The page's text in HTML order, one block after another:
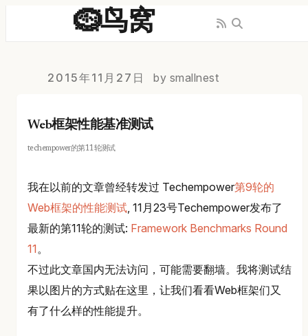
🪹鸟窝
2015年11月27日 by smallnest
Web框架性能基准测试
techempower的第11轮测试
我在以前的文章曾经转发过 Techempower第9轮的
Web框架的性能测试, 11月23号Techempower发布了
最新的第11轮的测试: Framework Benchmarks Round
11。
不过此文章国内无法访问，可能需要翻墙。我将测试结
果以图片的方式贴在这里，让我们看看Web框架们又
有了什么样的性能提升。